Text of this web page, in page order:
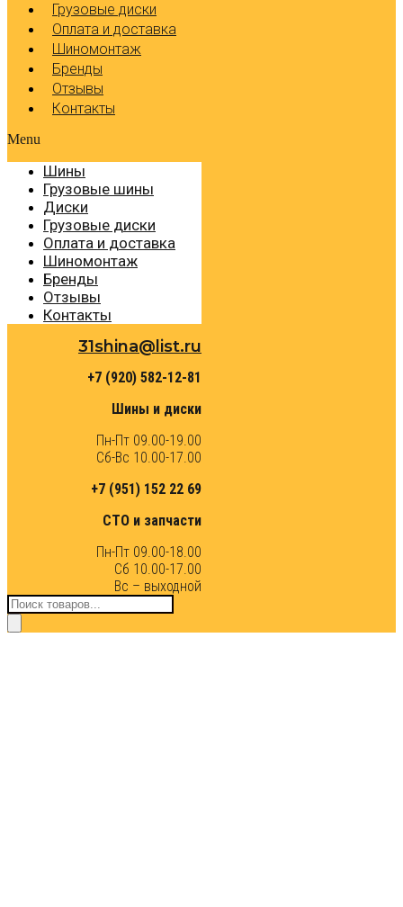
Грузовые диски
Оплата и доставка
Шиномонтаж
Бренды
Отзывы
Контакты
Menu
Шины
Грузовые шины
Диски
Грузовые диски
Оплата и доставка
Шиномонтаж
Бренды
Отзывы
Контакты
31shina@list.ru
+7 (920) 582-12-81
Шины и диски
Пн-Пт 09.00-19.00
Сб-Вс 10.00-17.00
+7 (951) 152 22 69
СТО и запчасти
Пн-Пт 09.00-18.00
Сб 10.00-17.00
Вс – выходной
Поиск
товаров